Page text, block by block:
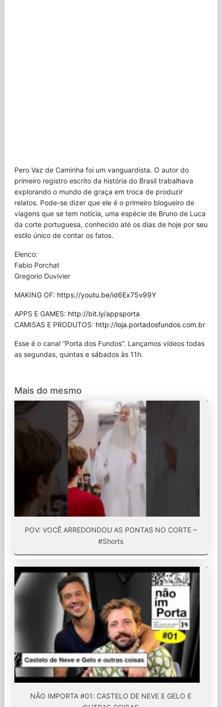
Pero Vaz de Caminha foi um vanguardista. O autor do
primeiro registro escrito da história do Brasil trabalhava
explorando o mundo de graça em troca de produzir
relatos. Pode-se dizer que ele é o primeiro blogueiro de
viagens que se tem notícia, uma espécie de Bruno de Luca
da corte portuguesa, conhecido até os dias de hoje por seu
estilo único de contar os fatos.
Elenco:
Fabio Porchat
Gregorio Duvivier
MAKING OF: https://youtu.be/id6Ex75v99Y
APPS E GAMES: http://bit.ly/appsporta
CAMISAS E PRODUTOS: http://loja.portadosfundos.com.br
Esse é o canal “Porta dos Fundos”. Lançamos vídeos todas
as segundas, quintas e sábados às 11h.
Mais do mesmo
POV: VOCÊ ARREDONDOU AS PONTAS NO CORTE –
#Shorts
NÃO IMPORTA #01: CASTELO DE NEVE E GELO E